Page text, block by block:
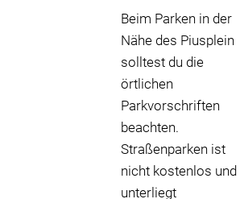
Beim Parken in der
Nähe des Piusplein
solltest du die
örtlichen
Parkvorschriften
beachten.
Straßenparken ist
nicht kostenlos und
unterliegt